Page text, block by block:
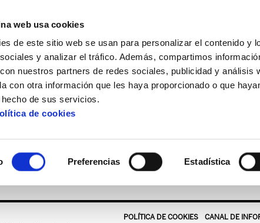
web usa cookies
de este sitio web se usan para personalizar el contenido y
y analizar el tráfico. Además, compartimos
nuestros partners de redes sociales, publicidad y análisis
con otra información que les haya proporcionado o que
de sus servicios.
de cookies
Preferencias Estadística
ELA Astekaria
POLÍTICA DE COOKIES CANAL DE